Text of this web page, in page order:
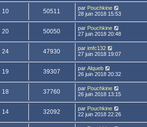
10 50511 par Pouchkine
28 juin 2018 15:53
20 50050 par Pouchkine
27 juin 2018 20:48
24 47930 par imfc132
27 juin 2018 19:07
19 39307 par Alqueb
26 juin 2018 20:32
18 37760 par Pouchkine
26 juin 2018 13:15
14 32092 par Pouchkine
22 juin 2018 22:26